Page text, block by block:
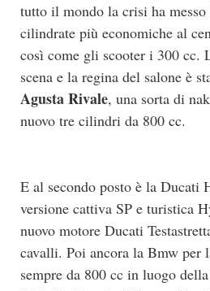
tutto il mondo la crisi ha
cilindrate più economiche al
così come gli scooter i 300 cc.
scena e la regina del salone è
Agusta Rivale, una sorta di
nuovo tre cilindri da 800 cc.
E al secondo posto è la Ducati
versione cattiva SP e turistica
nuovo motore Ducati
cavalli. Poi ancora la Bmw per
sempre da 800 cc in luogo